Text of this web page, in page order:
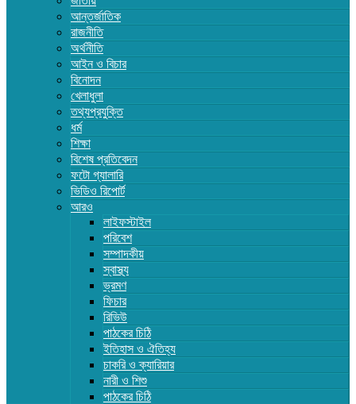
আন্তর্জাতিক
রাজনীতি
অর্থনীতি
আইন ও বিচার
বিনোদন
খেলাধুলা
তথ্যপ্রযুক্তি
ধর্ম
শিক্ষা
বিশেষ প্রতিবেদন
ফটো গ্যালারি
ভিডিও রিপোর্ট
আরও
লাইফস্টাইল
পরিবেশ
সম্পাদকীয়
স্বাস্থ্য
ভ্রমণ
ফিচার
রিভিউ
পাঠকের চিঠি
ইতিহাস ও ঐতিহ্য
চাকরি ও ক্যারিয়ার
নারী ও শিশু
পাঠকের চিঠি